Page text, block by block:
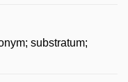
substratum;